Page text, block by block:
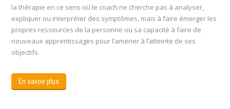
la thérapie en ce sens où le coach ne cherche pas à analyser,
expliquer ou interpréter des symptômes, mais à faire émerger les
propres ressources de la personne ou sa capacité à faire de
nouveaux apprentissages pour l’amener à l’atteinte de ses
objectifs.
En savoir plus